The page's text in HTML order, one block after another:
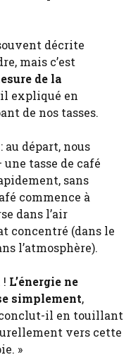
décrite
mais c’est
de la
il expliqué en
de nos tasses.
départ, nous
tasse de café
sans
commence à
dans l’air
concentré (dans le
l’atmosphère).
L’énergie ne
simplement,
il en touillant
vers cette
»